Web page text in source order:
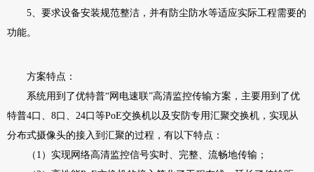
5、要求设备安装规范整洁，并有防尘防水等适应实际工程需要的
功能。
方案特点：
系统用到了优特普“网电速联”高清监控传输方案，主要用到了优
特普4口、8口、24口等PoE交换机以及安防专用汇聚交换机，实现从
分布式摄像头的接入到汇聚的过程，有以下特点：
（1）实现网络高清监控信号实时、完整、流畅地传输；